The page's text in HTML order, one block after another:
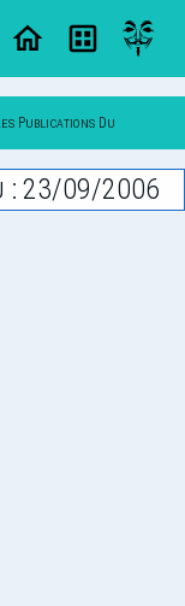
Publications Du
2006
: 23/09/2006